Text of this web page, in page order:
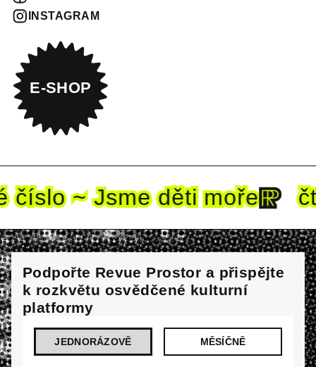
INSTAGRAM
E-SHOP
~ Jsme děti moře
Podpořte Revue Prostor a přispějte
k rozkvětu osvědčené kulturní
platformy
JEDNORÁZOVĚ MĚSÍČNĚ